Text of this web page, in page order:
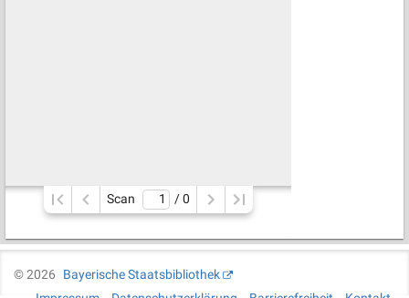
Scan / 0
©2026
Bayerische Staatsbibliothek